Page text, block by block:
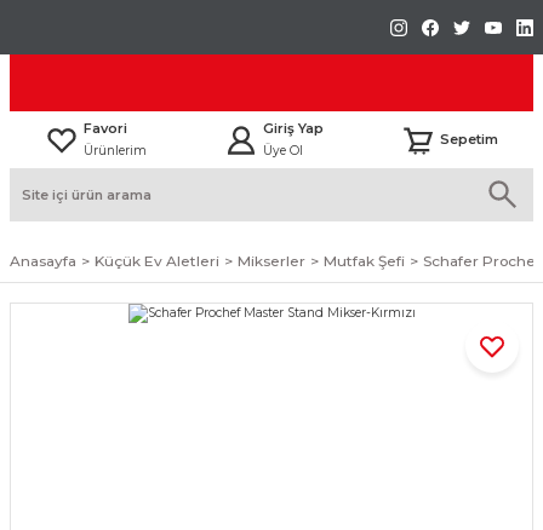
Favori
Ürünlerim
Giriş Yap
Üye Ol
Sepetim
Anasayfa Küçük Ev Aletleri Mikserler Mutfak Şefi Schafer Prochef